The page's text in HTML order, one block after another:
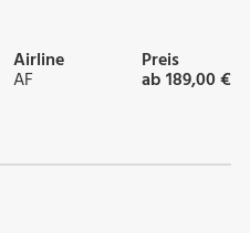
Airline
AF
Preis
ab 189,00 €